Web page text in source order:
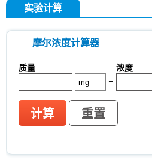
实验计算
摩尔浓度计算器
质量 浓度
=
计算 重置